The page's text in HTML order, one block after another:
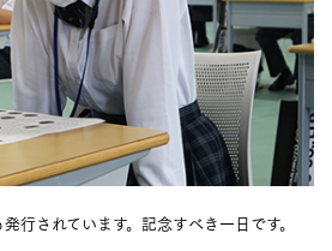
行されています。記念すべき一日です。